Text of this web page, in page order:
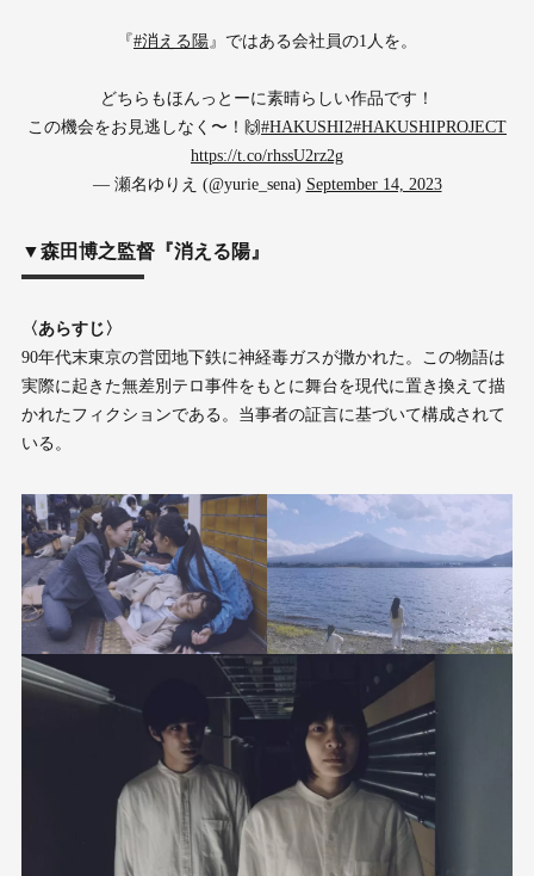
『#消える陽 』ではある会社員の1人を。
どちらもほんっとーに素晴らしい作品です！
この機会をお見逃しなく〜！🙌#HAKUSHI2#HAKUSHIPROJECT
https://t.co/rhssU2rz2g
— 瀬名ゆりえ (@yurie_sena) September 14, 2023
▼森田博之監督『消える陽』
〈あらすじ〉
90年代末東京の営団地下鉄に神経毒ガスが撒かれた。この物語は
実際に起きた無差別テロ事件をもとに舞台を現代に置き換えて描
かれたフィクションである。当事者の証言に基づいて構成されて
いる。